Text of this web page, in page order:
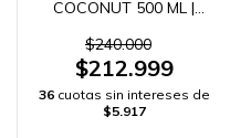
COCONUT 500 ML |
$240.000
$212.999
36 cuotas sin intereses de
$5.917